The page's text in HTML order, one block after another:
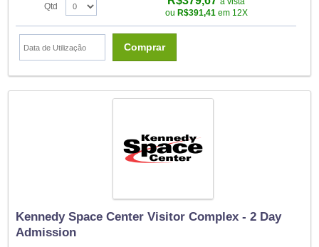
Qtd
ou R$391,41em 12X
Comprar
Kennedy Space Center Visitor Complex - 2 Day
Admission